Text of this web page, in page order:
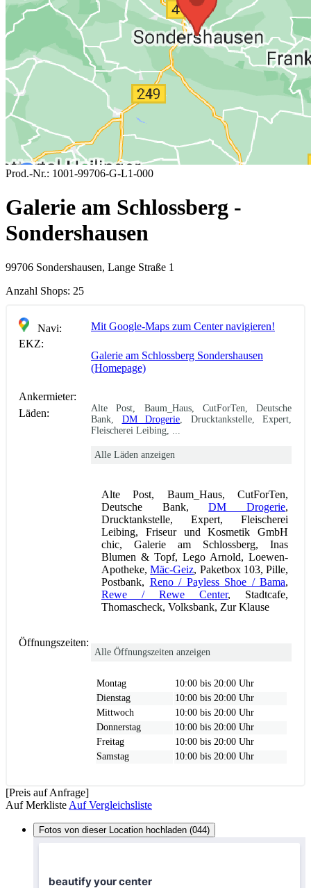
Prod.-Nr.: 1001-99706-G-L1-000
Galerie am Schlossberg -
Sondershausen
99706 Sondershausen, Lange Straße 1
Anzahl Shops: 25
Navi:
Mit Google-Maps zum Center navigieren!
EKZ:
Galerie am Schlossberg Sondershausen
(Homepage)
Ankermieter:
Läden:
Alte Post, Baum_Haus, CutForTen, Deutsche
Bank, DM Drogerie , Drucktankstelle, Expert,
Fleischerei Leibing, ...
Alle Läden anzeigen
Alte Post, Baum_Haus, CutForTen,
Deutsche Bank,DM Drogerie,
Drucktankstelle, Expert, Fleischerei
Leibing, Friseur und Kosmetik GmbH
chic, Galerie am Schlossberg, Inas
Blumen & Topf, Lego Arnold, Loewen-
Apotheke,Mäc-Geiz, Paketbox 103, Pille,
Postbank, Reno / Payless Shoe / Bama,
Rewe / Rewe Center, Stadtcafe,
Thomascheck, Volksbank, Zur Klause
Öffnungszeiten:
Alle Öffnungszeiten anzeigen
Montag
10:00 bis 20:00 Uhr
Dienstag
10:00 bis 20:00 Uhr
Mittwoch
10:00 bis 20:00 Uhr
Donnerstag
10:00 bis 20:00 Uhr
Freitag
10:00 bis 20:00 Uhr
Samstag
10:00 bis 20:00 Uhr
[Preis auf Anfrage]
Auf Merkliste Auf Vergleichsliste
Fotos von dieser Location hochladen (044)